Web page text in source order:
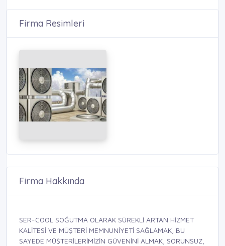
Firma Resimleri
Firma Hakkında
SER-COOL SOĞUTMA OLARAK SÜREKLİ ARTAN HİZMET
KALİTESİ VE MÜŞTERİ MEMNUNİYETİ SAĞLAMAK, BU
SAYEDE MÜŞTERİLERİMİZİN GÜVENİNİ ALMAK, SORUNSUZ,